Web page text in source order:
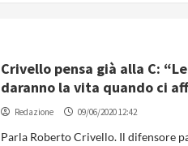
Crivello pensa già alla C:
daranno la vita quando ci
Redazione 09/06/2020 12:42
Parla Roberto Crivello. Il difensore